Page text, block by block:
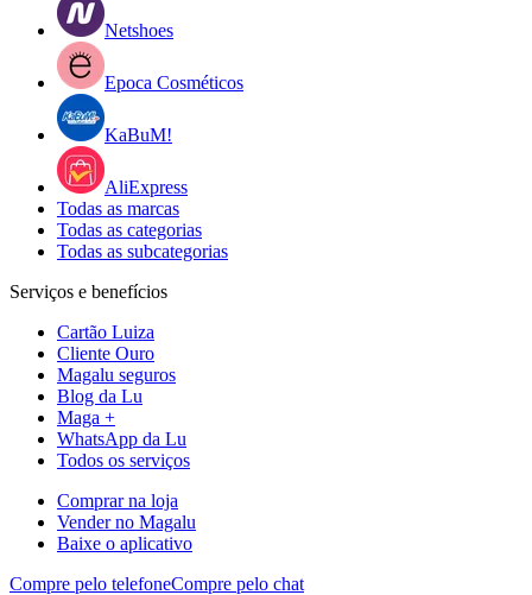
Netshoes
Epoca Cosméticos
KaBuM!
AliExpress
Todas as marcas
Todas as categorias
Todas as subcategorias
Serviços e benefícios
Cartão Luiza
Cliente Ouro
Magalu seguros
Blog da Lu
Maga +
WhatsApp da Lu
Todos os serviços
Comprar na loja
Vender no Magalu
Baixe o aplicativo
Compre pelo telefoneCompre pelo chat